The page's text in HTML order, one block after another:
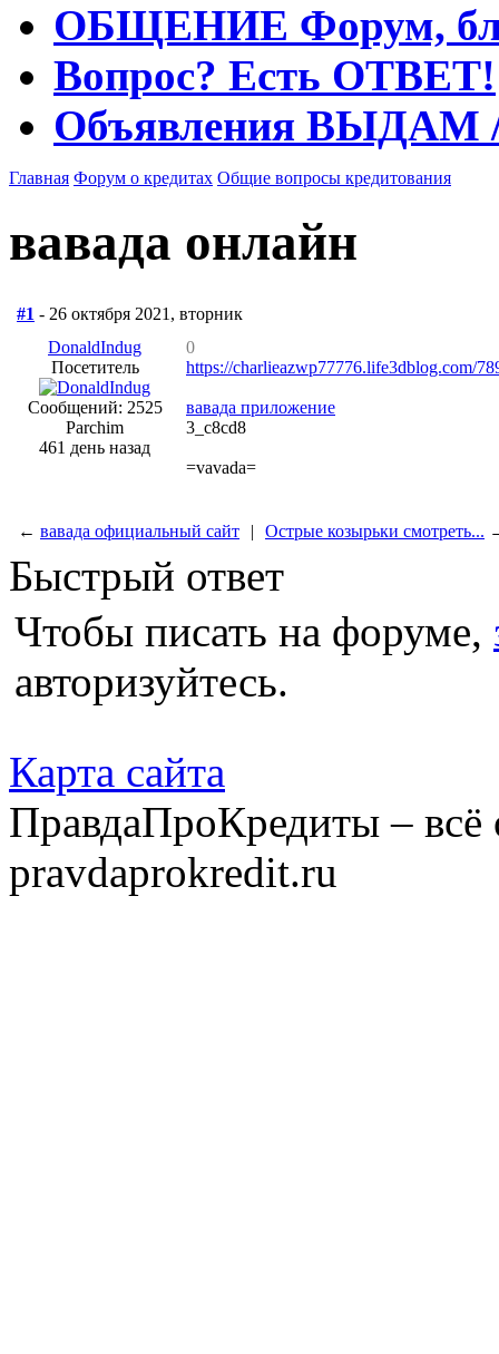
ОБЩЕНИЕ Форум,
Вопрос? Есть ОТВЕТ!
Объявления ВЫДАМ
Главная Форум о кредитах Общие вопросы кредитования
вавада онлайн
#1 - 26 октября 2021, вторник
DonaldIndug
Посетитель
Сообщений: 2525
Parchim
461 день назад
0
https://charlieazwp77776.life3dblog.com/
вавада приложение
3_c8cd8
=vavada=
← вавада официальный сайт | Острые козырьки смотреть...
Быстрый ответ
Чтобы писать на форуме,
авторизуйтесь.
Карта сайта
ПравдаПроКредиты –
pravdaprokredit.ru